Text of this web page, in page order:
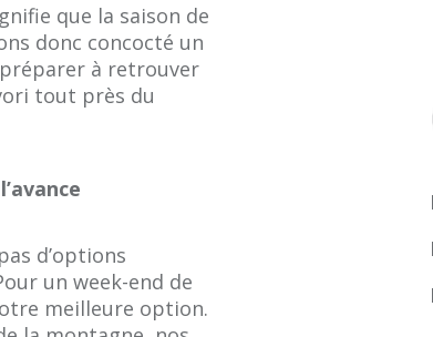
que la saison de
donc concocté un
à retrouver
tout près du
d’options
un week-end de
meilleure option.